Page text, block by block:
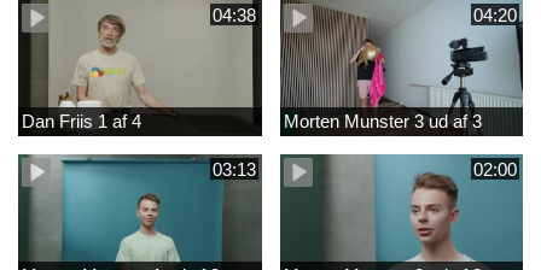
04:38
Dan Friis 1 af 4
04:20
Morten Munster 3 ud af 3
03:13 02:00